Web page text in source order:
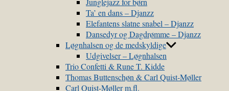
Ta’ en dans – Djanzz
Elefantens slatne snabel – Djanzz
Dansedyr og Dagdrømme – Djanzz
Løgnhalsen og de medskyldige
Udgivelser – Løgnhalsen
Trio Confetti & Rune T. Kidde
Thomas Buttenschøn & Carl Quist-Møller
Carl Quist-Møller m.fl.